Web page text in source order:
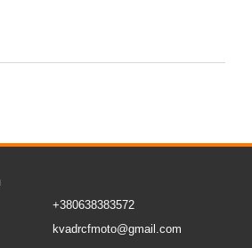
+380638383572
kvadrcfmoto@gmail.com